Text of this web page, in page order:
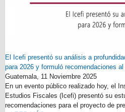
El Icefi presentó su análisis a
para 2026 y formuló recomendaciones
Guatemala, 11 Noviembre 2025
En un evento público realizado hoy, el
Estudios Fiscales (Icefi) presentó su
recomendaciones para el proyecto de